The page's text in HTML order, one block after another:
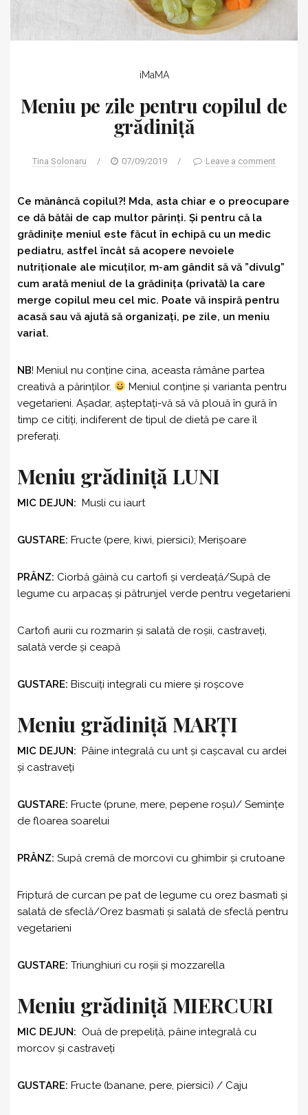
iMaMA
Meniu pe zile pentru copilul de
grădiniță
Tina Solonaru / 07/09/2019 / Leave a comment
Ce mănâncă copilul?! Mda, asta chiar e o preocupare
ce dă bătăi de cap multor părinți. Și pentru că la
grădinițe meniul este făcut în echipă cu un medic
pediatru, astfel încât să acopere nevoiele
nutriționale ale micuților, m-am gândit să vă ”divulg”
cum arată meniul de la grădinița (privată) la care
merge copilul meu cel mic. Poate vă inspiră pentru
acasă sau vă ajută să organizați, pe zile, un meniu
variat.
NB! Meniul nu conține cina, aceasta rămâne partea
creativă a părinților.
Meniul conține și varianta pentru
vegetarieni. Așadar, așteptați-vă să vă plouă în gură în
timp ce citiți, indiferent de tipul de dietă pe care îl
preferați.
Meniu grădiniță LUNI
MIC DEJUN: Musli cu iaurt
GUSTARE: Fructe (pere, kiwi, piersici); Merişoare
PRÂNZ: Ciorbă găină cu cartofi şi verdeaţă/Supă de
legume cu arpacaş şi pătrunjel verde pentru vegetarieni
Cartofi aurii cu rozmarin şi salată de roşii, castraveţi,
salată verde şi ceapă
GUSTARE: Biscuiţi integrali cu miere şi roşcove
Meniu grădiniță MARȚI
MIC DEJUN: Pâine integrală cu unt şi caşcaval cu ardei
şi castraveți
GUSTARE: Fructe (prune, mere, pepene roşu)/ Seminţe
de floarea soarelui
PRÂNZ: Supă cremă de morcovi cu ghimbir şi crutoane
Friptură de curcan pe pat de legume cu orez basmati şi
salată de sfeclă/Orez basmati şi salată de sfeclă pentru
vegetarieni
GUSTARE: Triunghiuri cu roşii şi mozzarella
Meniu grădiniță MIERCURI
MIC DEJUN: Ouă de prepeliță, pâine integrală cu
morcov şi castraveţi
GUSTARE: Fructe (banane, pere, piersici) / Caju